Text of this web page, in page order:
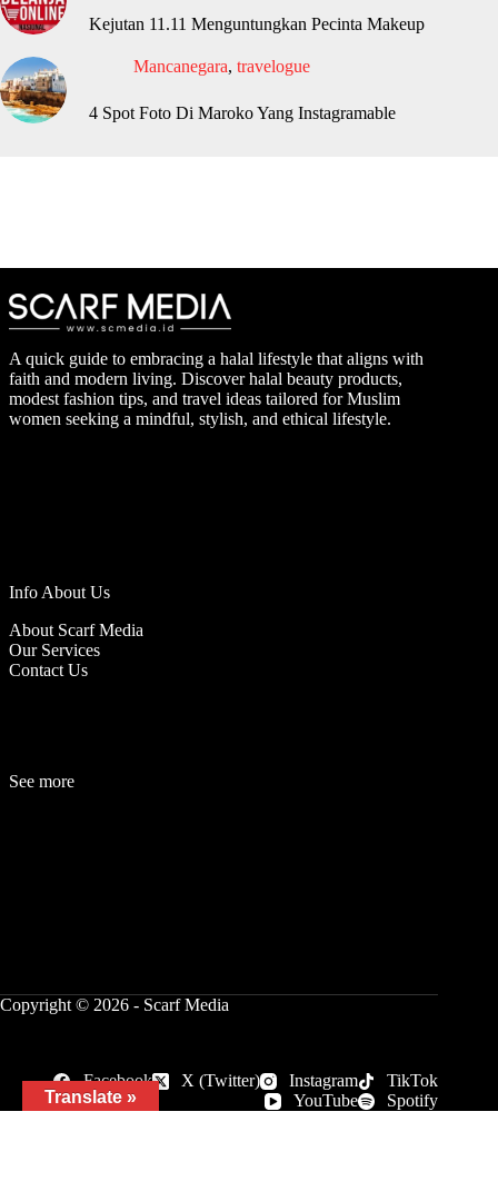
Kejutan 11.11 Menguntungkan Pecinta Makeup
Mancanegara, travelogue
4 Spot Foto Di Maroko Yang Instagramable
A quick guide to embracing a halal lifestyle that aligns with
faith and modern living. Discover halal beauty products,
modest fashion tips, and travel ideas tailored for Muslim
women seeking a mindful, stylish, and ethical lifestyle.
Info About Us
About Scarf Media
Our Services
Contact Us
See more
Copyright © 2026 - Scarf Media
Facebook X (Twitter) Instagram
TikTok
YouTube
Spotify
Translate »